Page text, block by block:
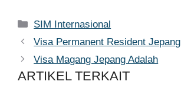
Kategori
SIM Internasional
Visa Permanent Resident Jepang
Visa Magang Jepang Adalah
ARTIKEL TERKAIT